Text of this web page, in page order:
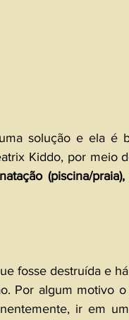
solução e ela é
Kiddo, por meio
(piscina/
fosse destruída e
Por algum motivo
ir em